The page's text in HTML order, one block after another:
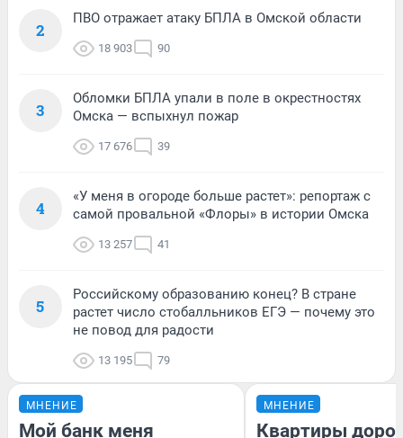
2
ПВО отражает атаку БПЛА в Омской области
18 903 90
3
Обломки БПЛА упали в поле в окрестностях
Омска — вспыхнул пожар
17 676 39
4
«У меня в огороде больше растет»: репортаж с
самой провальной «Флоры» в истории Омска
13 257 41
5
Российскому образованию конец? В стране
растет число стобалльников ЕГЭ — почему это
не повод для радости
13 195 79
МНЕНИЕ
Мой банк меня
МНЕНИЕ
Квартиры